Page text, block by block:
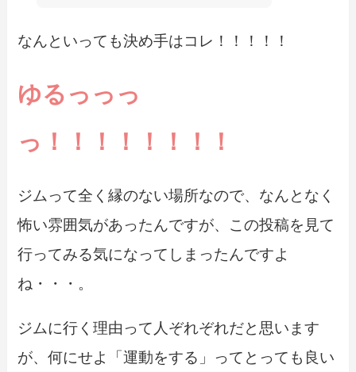
なんといっても決め手はコレ！！！！！
ゆるっっっ
っ！！！！！！！！
ジムって全く縁のない場所なので、なんとなく
怖い雰囲気があったんですが、この投稿を見て
行ってみる気になってしまったんですよ
ね・・・。
ジムに行く理由って人ぞれぞれだと思います
が、何にせよ「運動をする」ってとっても良い